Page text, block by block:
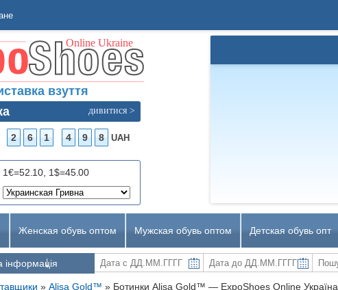
взуття
дивитися >
2 6 1 4 9 8 UAH
1€=52.10, 1$=45.00
Женская обувь оптом Мужская обувь оптом Детская обувь опт
інформація
» Alisa Gold™ » Ботинки Alisa Gold™ ― ExpoShoes Online Україна